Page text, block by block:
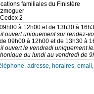
familiales du Finistère
2
à 12h00 et de 13h30 à
ouvert uniquement sur rendez-
09h00 à 12h00 et de 13h30 à
ouvert le vendredi uniquement
du lundi au vendredi de
adresse, horaires,